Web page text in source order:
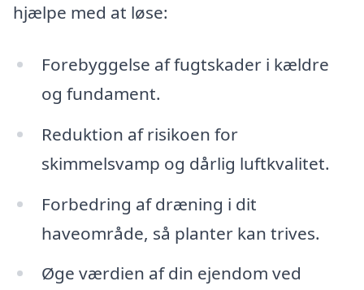
hjælpe med at løse:
Forebyggelse af fugtskader i kældre
og fundament.
Reduktion af risikoen for
skimmelsvamp og dårlig luftkvalitet.
Forbedring af dræning i dit
haveområde, så planter kan trives.
Øge værdien af din ejendom ved